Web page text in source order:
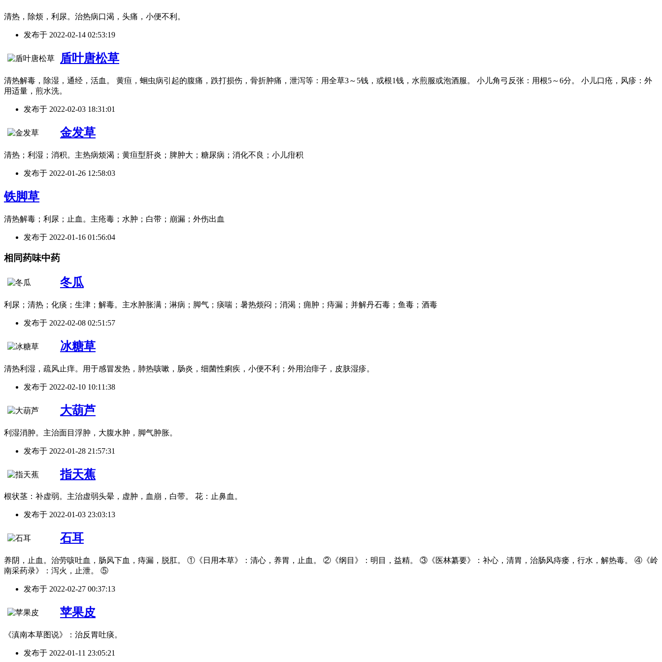
清热，除烦，利尿。治热病口渴，头痛，小便不利。
发布于 2022-02-14 02:53:19
盾叶唐松草
清热解毒，除湿，通经，活血。 黄疸，蛔虫病引起的腹痛，跌打损伤，骨折肿痛，泄泻等：用全草3～5钱，或根1钱，水煎服或泡酒服。 小儿角弓反张：用根5～6分。 小儿口疮，风疹：外
用适量，煎水洗。
发布于 2022-02-03 18:31:01
金发草
清热；利湿；消积。主热病烦渴；黄疸型肝炎；脾肿大；糖尿病；消化不良；小儿疳积
发布于 2022-01-26 12:58:03
铁脚草
清热解毒；利尿；止血。主疮毒；水肿；白带；崩漏；外伤出血
发布于 2022-01-16 01:56:04
相同药味中药
冬瓜
利尿；清热；化痰；生津；解毒。主水肿胀满；淋病；脚气；痰喘；暑热烦闷；消渴；痈肿；痔漏；并解丹石毒；鱼毒；酒毒
发布于 2022-02-08 02:51:57
冰糖草
清热利湿，疏风止痒。用于感冒发热，肺热咳嗽，肠炎，细菌性痢疾，小便不利；外用治痱子，皮肤湿疹。
发布于 2022-02-10 10:11:38
大葫芦
利湿消肿。主治面目浮肿，大腹水肿，脚气肿胀。
发布于 2022-01-28 21:57:31
指天蕉
根状茎：补虚弱。主治虚弱头晕，虚肿，血崩，白带。 花：止鼻血。
发布于 2022-01-03 23:03:13
石耳
养阴，止血。治劳咳吐血，肠风下血，痔漏，脱肛。 ①《日用本草》：清心，养胃，止血。 ②《纲目》：明目，益精。 ③《医林纂要》：补心，清胃，治肠风痔瘘，行水，解热毒。 ④《岭
南采药录》：泻火，止泄。 ⑤
发布于 2022-02-27 00:37:13
苹果皮
《滇南本草图说》：治反胃吐痰。
发布于 2022-01-11 23:05:21